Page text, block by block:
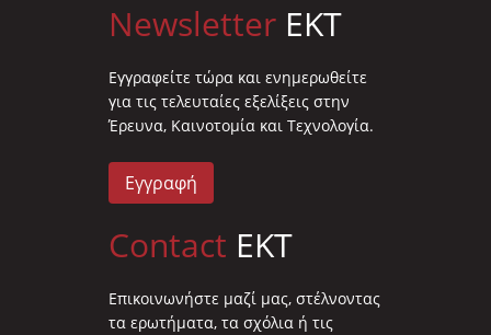
Newsletter EKT
Eγγραφείτε τώρα και ενημερωθείτε
για τις τελευταίες εξελίξεις στην
Έρευνα, Καινοτομία και Τεχνολογία.
Εγγραφή
Contact EKT
Επικοινωνήστε μαζί μας, στέλνοντας
τα ερωτήματα, τα σχόλια ή τις